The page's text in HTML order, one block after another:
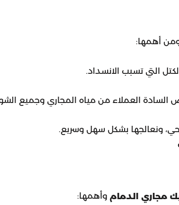
أهمها:
التي تسبب الانسداد.
السادة العملاء من مياه المجاري وجميع
ونعالجها بشكل سهل وسريع.
مجاري الدمام وأهمها: